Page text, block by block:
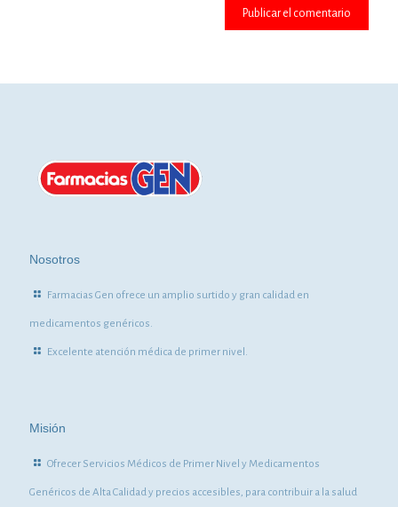
Nosotros
Farmacias Gen ofrece un amplio surtido y gran calidad en
medicamentos genéricos.
Excelente atención médica de primer nivel.
Misión
Ofrecer Servicios Médicos de Primer Nivel y Medicamentos
Genéricos de Alta Calidad y precios accesibles, para contribuir a la salud